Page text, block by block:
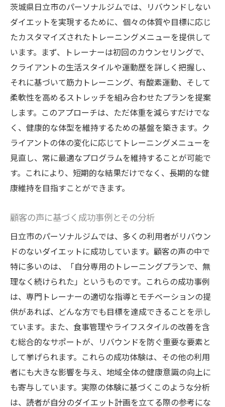
ダイエットでリバウンドしないための地域密着
型サポート体制
地域コミュニティとの協力によるサポート
地域イベントを活用した健康促進活動
地元企業とのコラボレーションによる健康
支援
パーソナルジムの地域ネットワークの活用
法
日立市内でのサポートグループの役割
地域特有の健康リソースの活用
日立市でのパーソナルジム利用がダイエット成
功につながる理由
地元での成功事例から学ぶダイエット戦略
日立市特有の健康トレンドとその影響
パーソナルジムが提供する地域限定のサー
ビス
地元の健康イベントへの積極的な参加
オーダーメイドのトレーニングプランがダイエ
ットに与える影響
個別のニーズに応えるプランの重要性
トレーニング効果を最大化するカスタマイ
ズ
茨城県日立市のパーソナルジムでは、リバウンドしない
ダイエットを実現するために、個々の体質や目標に応じ
たカスタマイズされたトレーニングメニューを提供して
います。まず、トレーナーは初回のカウンセリングで、
クライアントの生活スタイルや運動歴を詳しく把握し、
それに基づいて筋力トレーニング、有酸素運動、そして
柔軟性を高めるストレッチを組み合わせたプランを提案
します。このアプローチは、ただ体重を減らすだけでな
く、健康的な体型を維持するための基盤を築きます。ク
ライアントの体の変化に応じてトレーニングメニューを
見直し、常に最適なプログラムを維持することが可能で
す。これにより、短期的な結果だけでなく、長期的な健
康維持を目指すことができます。
顧客の声に基づく成功事例とその分析
日立市のパーソナルジムでは、多くの利用者がリバウン
ドのないダイエットに成功しています。顧客の声の中で
特に多いのは、「自分専用のトレーニングプランで、無
理なく続けられた」というものです。これらの成功事例
は、専門トレーナーの適切な指導とモチベーションの提
供があれば、どんな方でも目標を達成できることを示し
ています。また、食事管理やライフスタイルの改善を含
む総合的なサポートが、リバウンドを防ぐ重要な要素と
して挙げられます。これらの成功体験は、その他の利用
者にも大きな影響を与え、地域全体の健康意識の向上に
も寄与しています。実際の体験に基づくこのような分析
は、読者が自分のダイエット計画を立てる際の参考にな